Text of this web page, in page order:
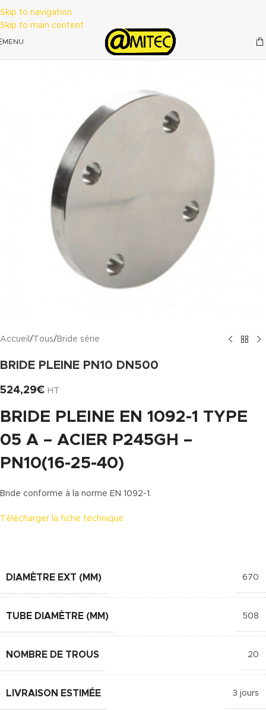
Skip to navigation
Skip to main content
MENU
Accueil / Tous/ Bride série
BRIDE PLEINE PN10 DN500
524,29€ HT
BRIDE PLEINE EN 1092-1 TYPE
05 A – ACIER P245GH –
PN10(16-25-40)
Bride conforme à la norme EN 1092-1.
Télécharger la fiche technique
DIAMÈTRE EXT (MM) 670
TUBE DIAMÈTRE (MM) 508
NOMBRE DE TROUS 20
LIVRAISON ESTIMÉE 3 jours